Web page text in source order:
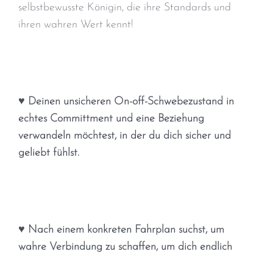
selbstbewusste Königin, die ihre Standards und
ihren wahren Wert kennt!
♥ Deinen unsicheren On-off-Schwebezustand in
echtes Committment und eine Beziehung
verwandeln möchtest, in der du dich sicher und
geliebt fühlst.
♥ Nach einem konkreten Fahrplan suchst, um
wahre Verbindung zu schaffen, um dich endlich